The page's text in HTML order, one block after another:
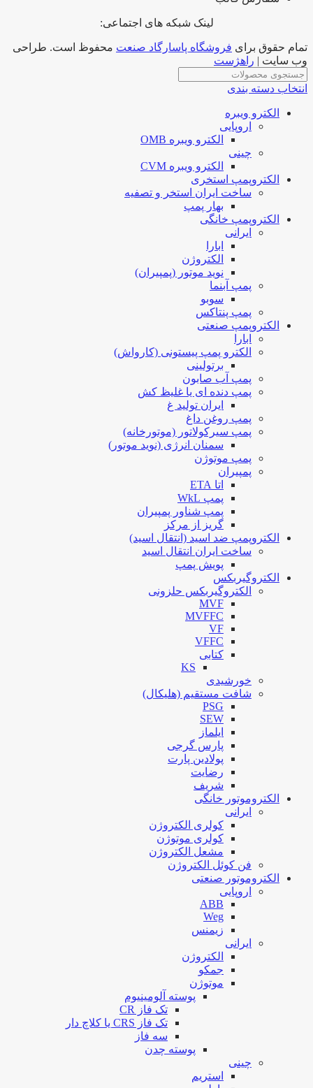
لینک شبکه های اجتماعی:
تمام حقوق برای فروشگاه پاسارگاد صنعت محفوظ است. طراحی
وب سایت | راهژست
انتخاب دسته بندی
الکترو ویبره
اروپایی
الکترو ویبره OMB
چینی
الکترو ویبره CVM
الکتروپمپ استخری
ساخت ایران استخر و تصفیه
بهار پمپ
الکتروپمپ خانگی
ایرانی
ابارا
الکتروژن
نوید موتور (پمپیران)
پمپ آبنما
سوبو
پمپ پنتاکس
الکتروپمپ صنعتی
ابارا
الکترو پمپ پیستونی (کارواش)
برتولینی
پمپ آب صابون
پمپ دنده ای یا غلیظ کش
ایران تولید غ
پمپ روغن داغ
پمپ سیرکولاتور (موتورخانه)
سمنان انرژی (نوید موتور)
پمپ موتوژن
پمپیران
اتا ETA
پمپ WkL
پمپ شناور پمپیران
گریز از مرکز
الکتروپمپ ضد اسید (انتقال اسید)
ساخت ایران انتقال اسید
پویش پمپ
الکتروگیربکس
الکتروگیربکس حلزونی
MVF
MVFFC
VF
VFFC
کتابی
KS
خورشیدی
شافت مستقیم (هلیکال)
PSG
SEW
ایلماز
پارس گرجی
پولادین پارت
رضایت
شریف
الکتروموتور خانگی
ایرانی
کولری الکتروژن
کولری موتوژن
مشعل الکتروژن
فن کوئل الکتروژن
الکتروموتور صنعتی
اروپایی
ABB
Weg
زیمنس
ایرانی
الکتروژن
جمکو
موتوژن
پوسته آلومینیوم
تک فاز CR
تک فاز CRS یا کلاچ دار
سه فاز
پوسته چدن
چینی
استریم